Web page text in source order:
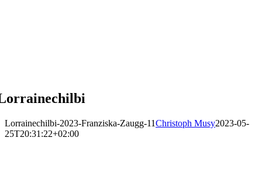
Lorrainechilbi-2023-Franziska-Zaugg-11Christoph Musy2023-05-
25T20:31:22+02:00